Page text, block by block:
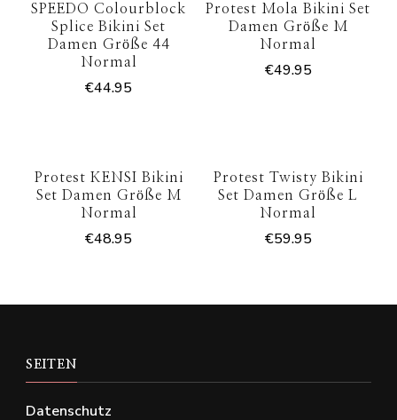
SPEEDO Colourblock
Splice Bikini Set
Damen Größe 44
Normal
€44.95
Protest Mola Bikini Set
Damen Größe M
Normal
€49.95
Protest KENSI Bikini
Set Damen Größe M
Normal
€48.95
Protest Twisty Bikini
Set Damen Größe L
Normal
€59.95
SEITEN
Datenschutz